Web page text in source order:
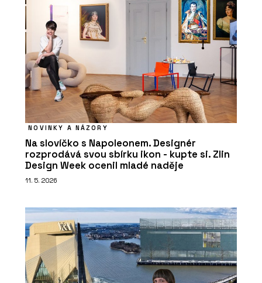
NOVINKY A NÁZORY
Na slovíčko s Napoleonem. Designér
rozprodává svou sbírku ikon - kupte si. Zlin
Design Week ocenil mladé naděje
11. 5. 2026